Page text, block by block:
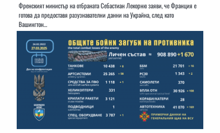
Френският министър на отбраната Себастиан Лекорню заяви, че Франция е
готова да предоставя разузнавателни данни на Украйна, след като
Вашингтон…